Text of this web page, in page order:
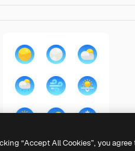
“Accept All Cookies”, you